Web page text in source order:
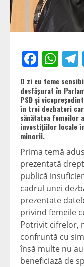
O zi cu teme
desfășurat în
PSD și
în trei dezbateri
sănătatea femeilor
investițiilor locale
minorii.
Prima temă
prezentată
publică
cadrul unei
prezentate
privind femeile
Potrivit cifrelor,
confruntă cu
însă multe nu
beneficiază de